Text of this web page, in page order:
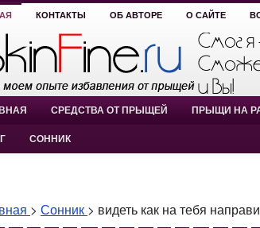
КОНТАКТЫ ОБ АВТОРЕ О САЙТЕ
СРЕДСТВА ОТ ПРЫЩЕЙ ПРЫЩИ НА
СОННИК
> Сонник > видеть как на тебя